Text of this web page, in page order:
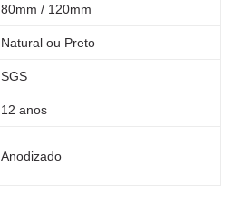
80mm / 120mm
Natural ou Preto
SGS
12 anos
Anodizado